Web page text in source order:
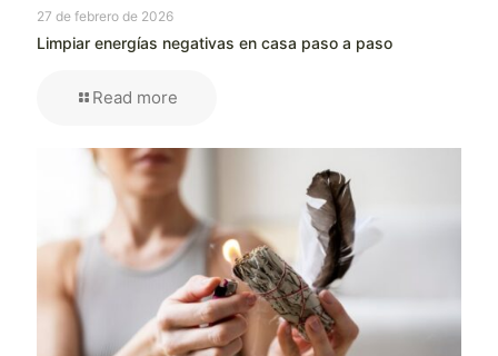
27 de febrero de 2026
Limpiar energías negativas en casa paso a paso
Read more